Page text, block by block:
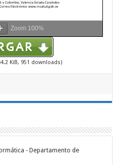
Zoom 100%
KiB, 951 downloads)
- Departamento de